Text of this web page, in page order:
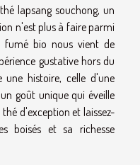
lapsang souchong, un
n'est plus à faire parmi
fumé bio nous vient de
gustative hors du
une histoire, celle d'une
goût unique qui éveille
thé d'exception et laissez-
boisés et sa richesse